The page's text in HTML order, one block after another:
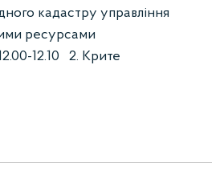
кадастру управління
ресурсами
12.10 2. Крите